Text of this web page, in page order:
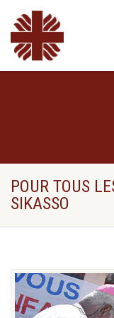
POUR TOUS
SIKASSO